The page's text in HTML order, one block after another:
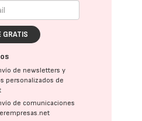
GRATIS
de newsletters y
personalizados de
de comunicaciones